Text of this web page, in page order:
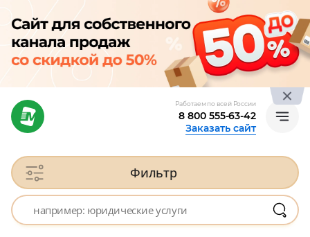
Работаем по всей России
8 800 555-63-42
Заказать сайт
Фильтр